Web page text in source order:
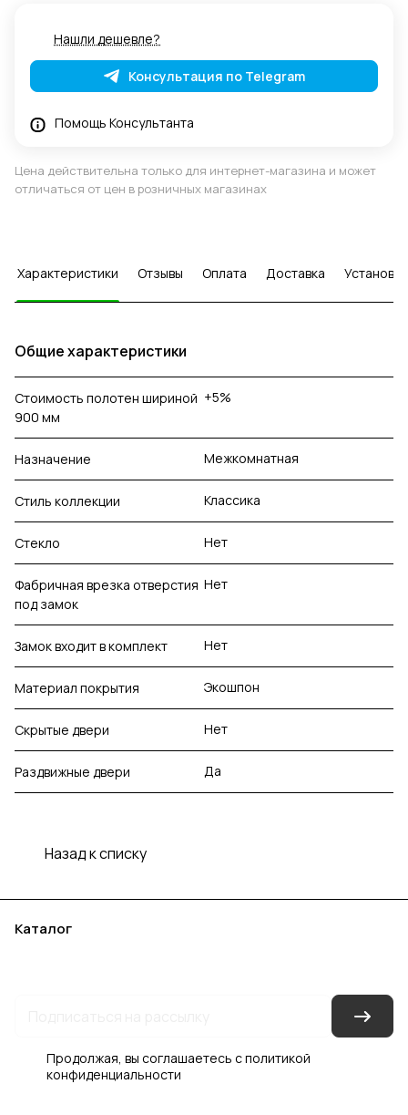
Нашли дешевле?
Консультация по Telegram
Помощь Консультанта
Цена действительна только для интернет-магазина и может
отличаться от цен в розничных магазинах
Характеристики Отзывы Оплата Доставка Установка
Общие характеристики
Стоимость полотен шириной
900 мм
+5%
Назначение Межкомнатная
Стиль коллекции Классика
Стекло Нет
Фабричная врезка отверстия
под замок
Нет
Замок входит в комплект Нет
Материал покрытия Экошпон
Скрытые двери Нет
Раздвижные двери Да
Назад к списку
Каталог
Продолжая, вы соглашаетесь сполитикой
конфиденциальности